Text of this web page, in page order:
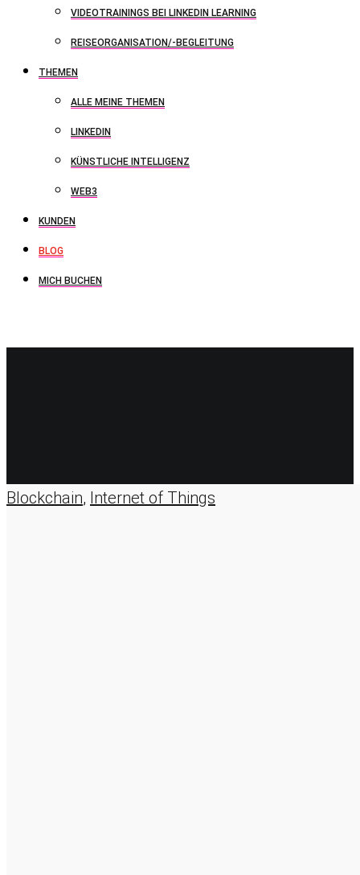
VIDEOTRAININGS BEI LINKEDIN LEARNING
REISEORGANISATION/-BEGLEITUNG
THEMEN
ALLE MEINE THEMEN
LINKEDIN
KÜNSTLICHE INTELLIGENZ
WEB3
KUNDEN
BLOG
MICH BUCHEN
DEZEMBER
Blockchain, Internet of Things